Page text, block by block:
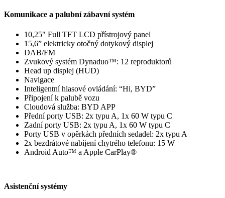
Komunikace a palubní zábavní systém
10,25" Full TFT LCD přístrojový panel
15,6” elektricky otočný dotykový displej
DAB/FM
Zvukový systém Dynaduo™: 12 reproduktorů
Head up displej (HUD)
Navigace
Inteligentní hlasové ovládání: “Hi, BYD”
Připojení k palubě vozu
Cloudová služba: BYD APP
Přední porty USB: 2x typu A, 1x 60 W typu C
Zadní porty USB: 2x typu A, 1x 60 W typu C
Porty USB v opěrkách předních sedadel: 2x typu A
2x bezdrátové nabíjení chytrého telefonu: 15 W
Android Auto™ a Apple CarPlay®
Asistenční systémy